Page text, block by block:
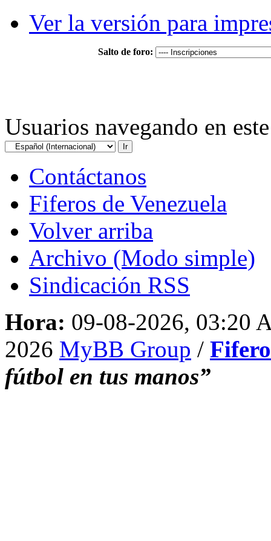
Ver la versión para
Salto de foro:
Usuarios navegando en
Contáctanos
Fiferos de Venezuela
Volver arriba
Archivo (Modo simple)
Sindicación RSS
Hora: 09-08-2026, 03:20
2026 MyBB Group /
fútbol en tus manos”